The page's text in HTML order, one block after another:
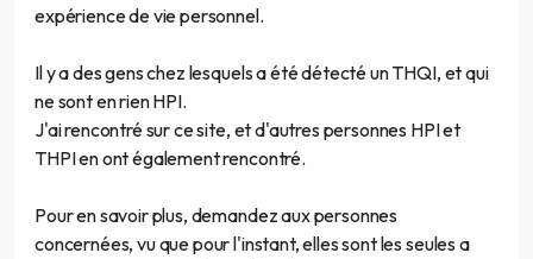
expérience de vie personnel.
Il y a des gens chez lesquels a été détecté un THQI, et qui
ne sont en rien HPI.
J'ai rencontré sur ce site, et d'autres personnes HPI et
THPI en ont également rencontré.
Pour en savoir plus, demandez aux personnes
concernées, vu que pour l'instant, elles sont les seules a